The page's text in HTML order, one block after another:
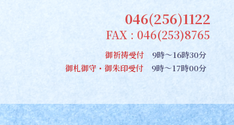
046(256)1122
FAX : 046(253)8765
御祈祷受付 9時～16時30分
御札御守・御朱印受付 9時～17時00分